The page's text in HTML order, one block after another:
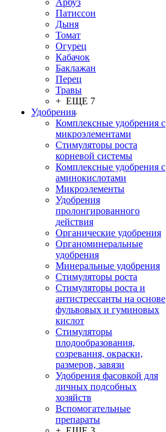
Арбуз
Патиссон
Дыня
Томат
Огурец
Кабачок
Баклажан
Перец
Травы
+ ЕЩЕ 7
Удобрения
Комплексные удобрения с
микроэлементами
Стимуляторы роста
корневой системы
Комплексные удобрения с
аминокислотами
Микроэлементы
Удобрения
пролонгированного
действия
Органические удобрения
Органоминеральные
удобрения
Минеральные удобрения
Стимуляторы роста
Стимуляторы роста и
антистрессанты на основе
фульвовых и гуминовых
кислот
Стимуляторы
плодообразования,
созревания, окраски,
размеров, завязи
Удобрения фасовкой для
личных подсобных
хозяйств
Вспомогательные
препараты